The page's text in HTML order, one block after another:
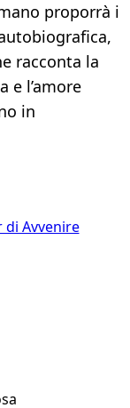
proporrà i
racconta la
e l’amore
in
di Avvenire